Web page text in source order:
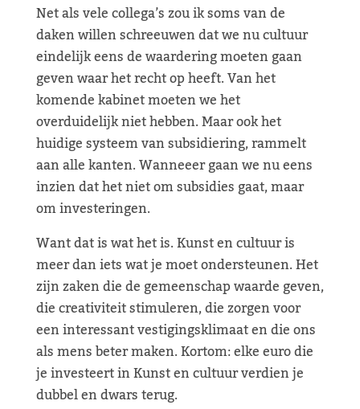
Net als vele collega’s zou ik soms van de
daken willen schreeuwen dat we nu cultuur
eindelijk eens de waardering moeten gaan
geven waar het recht op heeft. Van het
komende kabinet moeten we het
overduidelijk niet hebben. Maar ook het
huidige systeem van subsidiering, rammelt
aan alle kanten. Wanneeer gaan we nu eens
inzien dat het niet om subsidies gaat, maar
om investeringen.
Want dat is wat het is. Kunst en cultuur is
meer dan iets wat je moet ondersteunen. Het
zijn zaken die de gemeenschap waarde geven,
die creativiteit stimuleren, die zorgen voor
een interessant vestigingsklimaat en die ons
als mens beter maken. Kortom: elke euro die
je investeert in Kunst en cultuur verdien je
dubbel en dwars terug.